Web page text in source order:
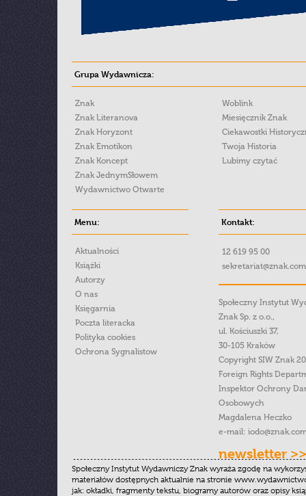
Grupa Wydawnicza:
Znak
Znak Literanova
Znak Horyzont
Znak Emotikon
Znak Koncept
Znak JednymSłowem
Wydawnictwo Otwarte
Woblink
Miesięcznik Znak
Ciekawostki
Twoja Historia
Lubimy czytać
Menu:
Aktualności
Książki
Autorzy
O nas
Księgarnia
Poczta literacka
Polityka cookies
Ochrona Sygnalistow
Kontakt:
12 619 95 00
Społeczny Instytut
Znak Sp. z o.o.,
ul. Kościuszki 37,
30-105 Kraków
Copyright SIW Znak
Foreign Rights
Inspektor Ochrony
Osobowych
Magdalena Heczko
e-mail:
newsletter >>
Społeczny Instytut Wydawniczy Znak wyraża zgodę na
materiałów dostępnych aktualnie na stronie
jak: okładki, fragmenty tekstu, biogramy autorów oraz opisy